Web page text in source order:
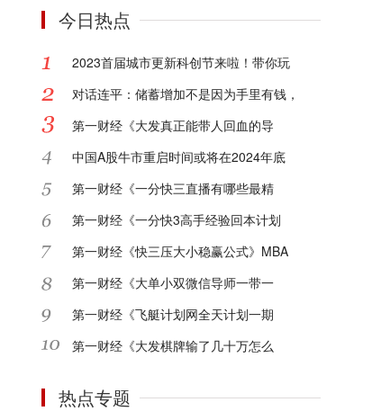
今日热点
2023首届城市更新科创节来啦！带你玩
对话连平：储蓄增加不是因为手里有钱，
第一财经《大发真正能带人回血的导
中国A股牛市重启时间或将在2024年底
第一财经《一分快三直播有哪些最精
第一财经《一分快3高手经验回本计划
第一财经《快三压大小稳赢公式》MBA
第一财经《大单小双微信导师一带一
第一财经《飞艇计划网全天计划一期
第一财经《大发棋牌输了几十万怎么
热点专题